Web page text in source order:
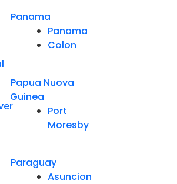
Panama
Panama
Colon
Papua Nuova
Guinea
Port
Moresby
Paraguay
Asuncion